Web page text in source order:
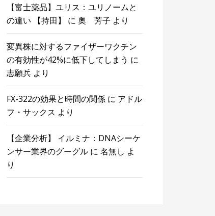
【富士薬品】ユリス：ユリノームと
の違い 【持田】
に奧 芳子 より
変異株に対するファイザーワクチン
の有効性が42%に低下してしまう に
志願兵 より
FX-322の効果と時間の関係 に アドル
フ・サックス より
【企業分析】 イルミナ：DNAシーケ
ンサー業界のグーグル に名無し よ
り